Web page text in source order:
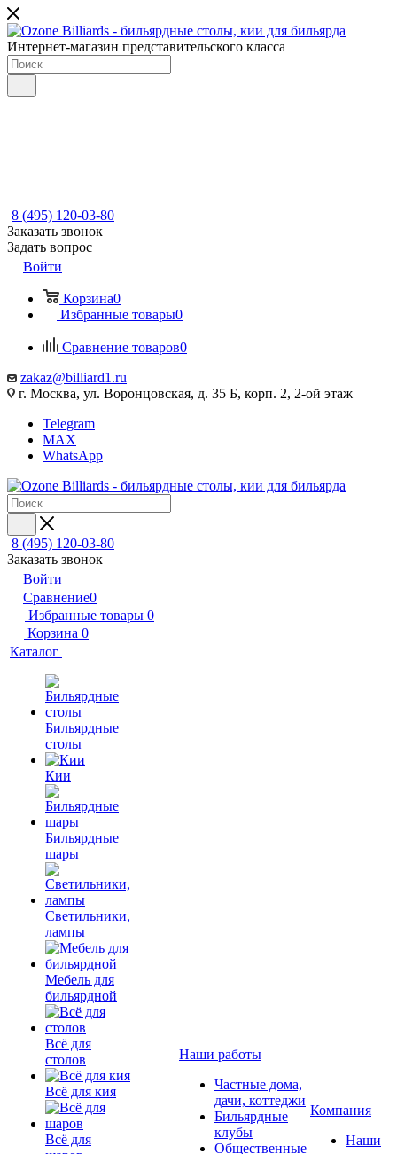
Интернет-магазин представительского класса
8 (495) 120-03-80
Заказать звонок
Задать вопрос
Войти
Корзина0
Избранные товары0
Сравнение товаров0
zakaz@billiard1.ru
г. Москва, ул. Воронцовская, д. 35 Б, корп. 2, 2-ой этаж
Telegram
MAX
WhatsApp
8 (495) 120-03-80
Заказать звонок
Войти
Сравнение0
Избранные товары 0
Корзина 0
Каталог
Бильярдные
столы
Кии
Бильярдные
шары
Светильники,
лампы
Мебель для
бильярдной
Всё для
столов
Всё для кия
Всё для
Наши работы
Частные дома,
дачи, коттеджи
Бильярдные
клубы
Общественные
Компания
Наши